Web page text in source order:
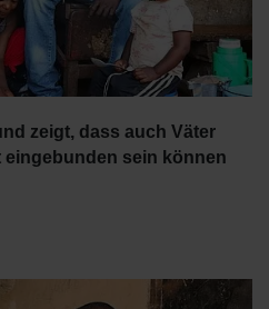
zeigt, dass auch Väter
sein können